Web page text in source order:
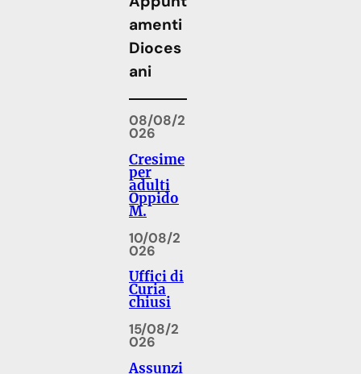
amenti
Dioces
ani
08/08/2
026
Cresime
per
adulti
Oppido
M.
10/08/2
026
Uffici di
Curia
chiusi
15/08/2
026
Assunzi